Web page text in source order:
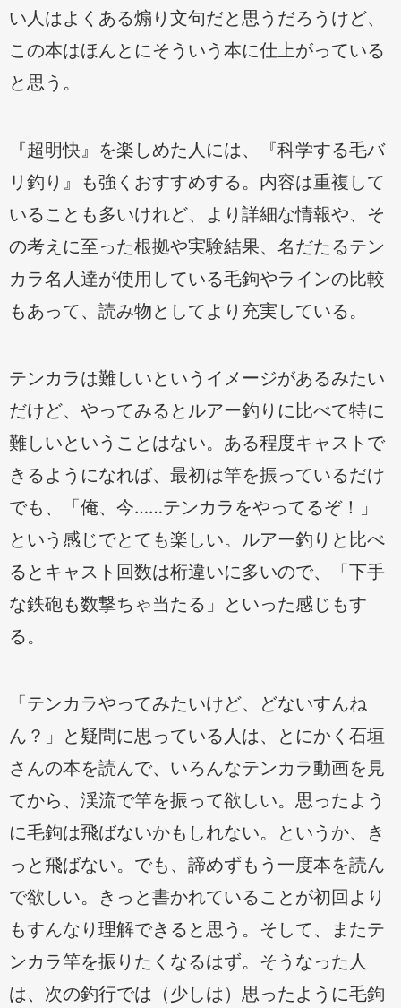
い人はよくある煽り文句だと思うだろうけど、
この本はほんとにそういう本に仕上がっている
と思う。
『超明快』を楽しめた人には、『科学する毛バ
リ釣り』も強くおすすめする。内容は重複して
いることも多いけれど、より詳細な情報や、そ
の考えに至った根拠や実験結果、名だたるテン
カラ名人達が使用している毛鉤やラインの比較
もあって、読み物としてより充実している。
テンカラは難しいというイメージがあるみたい
だけど、やってみるとルアー釣りに比べて特に
難しいということはない。ある程度キャストで
きるようになれば、最初は竿を振っているだけ
でも、「俺、今……テンカラをやってるぞ！」
という感じでとても楽しい。ルアー釣りと比べ
るとキャスト回数は桁違いに多いので、「下手
な鉄砲も数撃ちゃ当たる」といった感じもす
る。
「テンカラやってみたいけど、どないすんね
ん？」と疑問に思っている人は、とにかく石垣
さんの本を読んで、いろんなテンカラ動画を見
てから、渓流で竿を振って欲しい。思ったよう
に毛鉤は飛ばないかもしれない。というか、き
っと飛ばない。でも、諦めずもう一度本を読ん
で欲しい。きっと書かれていることが初回より
もすんなり理解できると思う。そして、またテ
ンカラ竿を振りたくなるはず。そうなった人
は、次の釣行では（少しは）思ったように毛鉤